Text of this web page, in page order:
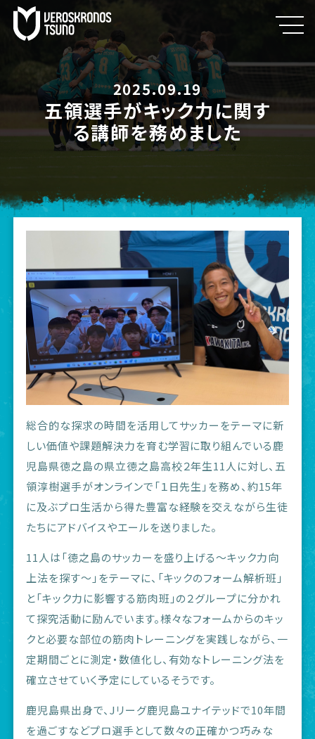
2025.09.19
五領選手がキック力に関す
る講師を務めました
総合的な探求の時間を活用してサッカーをテーマに新
しい価値や課題解決力を育む学習に取り組んでいる鹿
児島県徳之島の県立徳之島高校２年生11人に対し、五
領淳樹選手がオンラインで「１日先生」を務め、約15年
に及ぶプロ生活から得た豊富な経験を交えながら生徒
たちにアドバイスやエールを送りました。
11人は「徳之島のサッカーを盛り上げる～キック力向
上法を探す～」をテーマに、「キックのフォーム解析班」
と「キック力に影響する筋肉班」の２グループに分かれ
て探究活動に励んでいます。様々なフォームからのキッ
クと必要な部位の筋肉トレーニングを実践しながら、一
定期間ごとに測定・数値化し、有効なトレーニング法を
確立させていく予定にしているそうです。
鹿児島県出身で、Jリーグ鹿児島ユナイテッドで10年間
を過ごすなどプロ選手として数々の正確かつ巧みな